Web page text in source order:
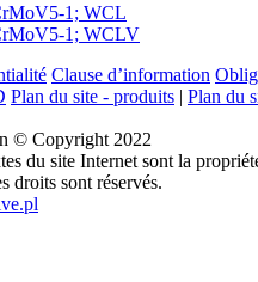
1; WCL
1; WCLV
Clause d’information
Plan du site - produits | Plan du
© Copyright 2022
du site Internet sont la
droits sont réservés.